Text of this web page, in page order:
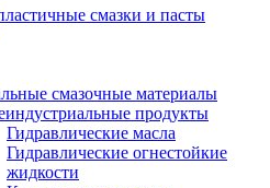
смазки и пасты
смазочные материалы
продукты
Гидравлические масла
Гидравлические огнестойкие
жидкости